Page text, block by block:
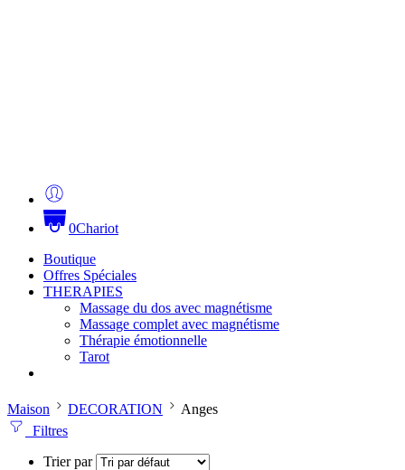
0Chariot
Boutique
Offres Spéciales
THERAPIES
Massage du dos avec magnétisme
Massage complet avec magnétisme
Thérapie émotionnelle
Tarot
Maison DECORATION
Anges
Filtres
Trier par